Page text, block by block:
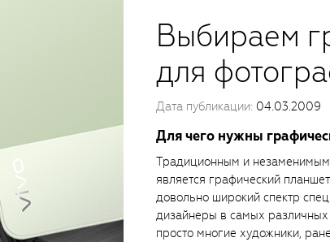
Выбираем
для
Дата публикации: 04.03.2009
Для чего нужны
Традиционным и незаменимым
является графический
довольно широкий спектр
дизайнеры в самых различных
просто многие художники,